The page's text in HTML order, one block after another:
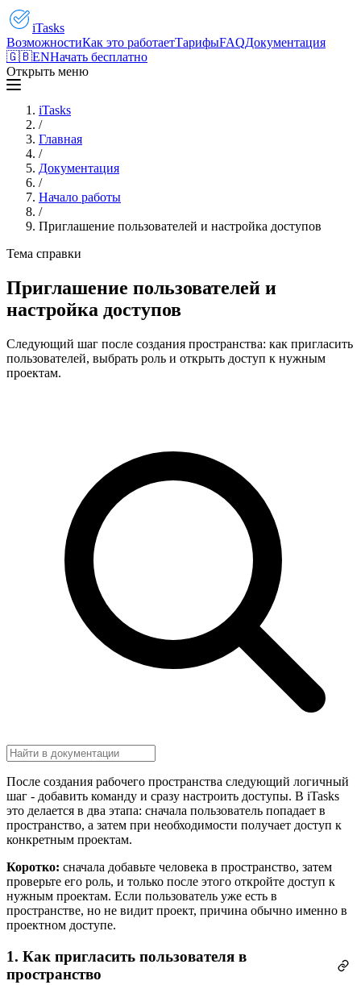
iTasks
ВозможностиКак это работаетТарифыFAQДокументация
🇬🇧ENНачать бесплатно
Открыть меню
iTasks
/
Главная
/
Документация
/
Начало работы
/
Приглашение пользователей и настройка доступов
Тема справки
Приглашение пользователей и
настройка доступов
Следующий шаг после создания пространства: как пригласить
пользователей, выбрать роль и открыть доступ к нужным
проектам.
После создания рабочего пространства следующий логичный
шаг - добавить команду и сразу настроить доступы. В iTasks
это делается в два этапа: сначала пользователь попадает в
пространство, а затем при необходимости получает доступ к
конкретным проектам.
Коротко: сначала добавьте человека в пространство, затем
проверьте его роль, и только после этого откройте доступ к
нужным проектам. Если пользователь уже есть в
пространстве, но не видит проект, причина обычно именно в
проектном доступе.
1. Как пригласить пользователя в
пространство